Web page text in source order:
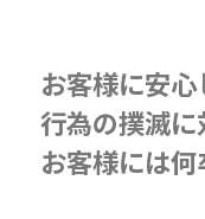
お客様に安
行為の撲滅
お客様には